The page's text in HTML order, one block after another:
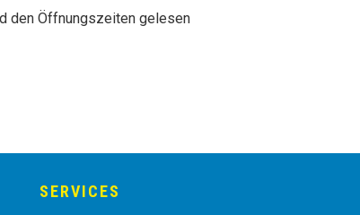
den Öffnungszeiten gelesen
SERVICES